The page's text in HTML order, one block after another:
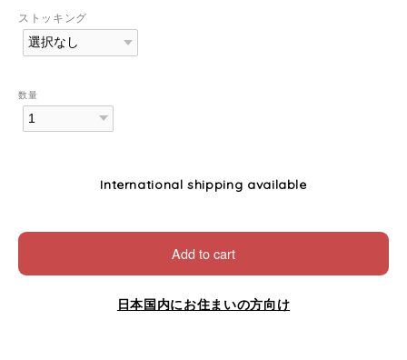
ストッキング
数量
International shipping available
Add to cart
日本国内にお住まいの方向け